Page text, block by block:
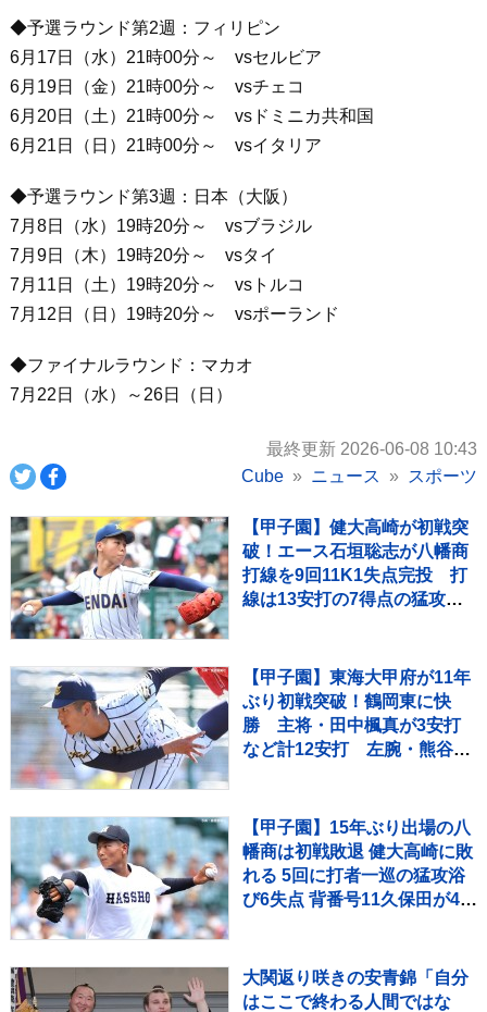
◆予選ラウンド第2週：フィリピン
6月17日（水）21時00分～ vsセルビア
6月19日（金）21時00分～ vsチェコ
6月20日（土）21時00分～ vsドミニカ共和国
6月21日（日）21時00分～ vsイタリア
◆予選ラウンド第3週：日本（大阪）
7月8日（水）19時20分～ vsブラジル
7月9日（木）19時20分～ vsタイ
7月11日（土）19時20分～ vsトルコ
7月12日（日）19時20分～ vsポーランド
◆ファイナルラウンド：マカオ
7月22日（水）～26日（日）
最終更新 2026-06-08 10:43
Cube
ニュース スポーツ
【甲子園】健大高崎が初戦突
破！エース石垣聡志が八幡商
打線を9回11K1失点完投 打
線は13安打の7得点の猛攻で
【甲子園】東海大甲府が11年
ぶり初戦突破！鶴岡東に快
勝 主将・田中楓真が3安打
など計12安打 左腕・熊谷晄
【甲子園】15年ぶり出場の八
幡商は初戦敗退 健大高崎に敗
れる 5回に打者一巡の猛攻浴
び6失点 背番号11久保田が4回
大関返り咲きの安青錦「自分
はここで終わる人間ではな